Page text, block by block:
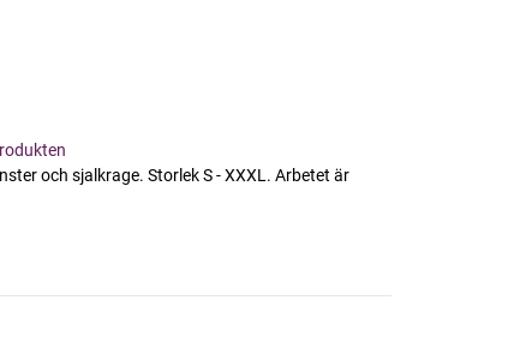
och sjalkrage. Storlek S - XXXL. Arbetet är